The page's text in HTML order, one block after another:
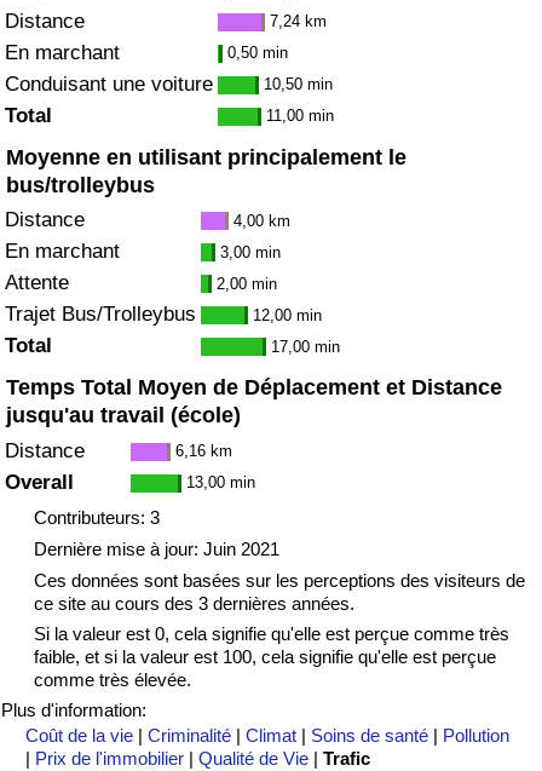
Distance 7,24 km
En marchant 0,50 min
Conduisant une voiture 10,50 min
Total 11,00 min
Moyenne en utilisant principalement le
bus/trolleybus
Distance 4,00 km
En marchant 3,00 min
Attente 2,00 min
Trajet Bus/Trolleybus 12,00 min
Total 17,00 min
Temps Total Moyen de Déplacement et Distance
jusqu'au travail (école)
Distance 6,16 km
Overall 13,00 min
Contributeurs: 3
Dernière mise à jour: Juin 2021
Ces données sont basées sur les perceptions des visiteurs de
ce site au cours des 3 dernières années.
Si la valeur est 0, cela signifie qu'elle est perçue comme très
faible, et si la valeur est 100, cela signifie qu'elle est perçue
comme très élevée.
Plus d'information:
Coût de la vie |Criminalité |Climat | Soins de santé | Pollution
| Prix de l'immobilier |Qualité de Vie |Trafic
Indice de Pollution (Actuel)
Indice de Pollution par Pays
Trafic
Indice de Trafic
Indice de Trafic (Actuel)
Indice de Trafic par Pays